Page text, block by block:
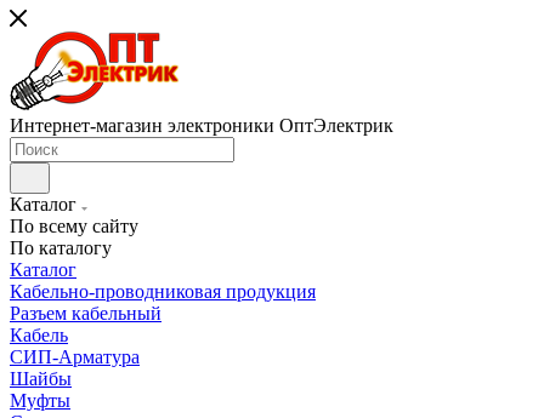
Интернет-магазин электроники ОптЭлектрик
Каталог
По всему сайту
По каталогу
Каталог
Кабельно-проводниковая продукция
Разъем кабельный
Кабель
СИП-Арматура
Шайбы
Муфты